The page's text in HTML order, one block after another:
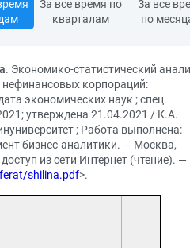
За все время по
кварталам
За все
по
. Экономико-статистический
корпораций:
экономических наук ; спец.
утверждена 21.04.2021 / К.А.
; Работа выполнена:
бизнес-аналитики. — Москва,
из сети Интернет (чтение). —
shilina.pdf>.